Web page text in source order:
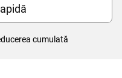
cumulată